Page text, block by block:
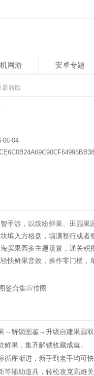
网游 安卓专题
新版
06-04
手游，以缤纷鲜果、田园
填入方格盘，填满整行或者
滨果园多主题场景，通关
快鲜果音效，操作零门槛，
解锁图鉴→升级自建果园双
果，集齐解锁收藏成就。
序渐进，新手到老手均可快
辅助道具，轻松攻克高难关